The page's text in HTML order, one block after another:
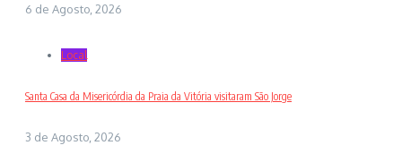
6 de Agosto, 2026
Local
Santa Casa da Misericórdia da Praia da Vitória visitaram São Jorge
3 de Agosto, 2026